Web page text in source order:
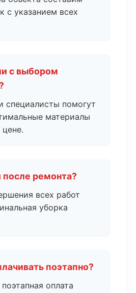
с указанием всех
с выбором
специалисты помогут
материалы
после ремонта?
всех работ
уборка
поэтапно?
оплата